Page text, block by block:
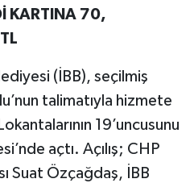
KARTINA 70,
(İBB), seçilmiş
talimatıyla hizmete
19’uncusunu
açtı. Açılış; CHP
Suat Özçağdaş, İBB